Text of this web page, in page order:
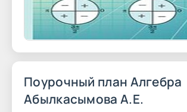
Поурочный план Алгебра
Абылкасымова А.Е.